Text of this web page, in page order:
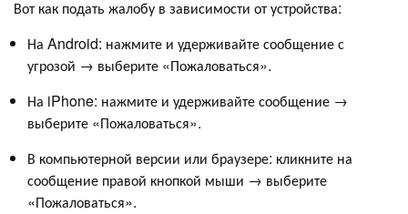
Вот как подать жалобу в зависимости от устройства:
На Android: нажмите и удерживайте сообщение с
угрозой → выберите «Пожаловаться».
На iPhone: нажмите и удерживайте сообщение →
выберите «Пожаловаться».
В компьютерной версии или браузере: кликните на
сообщение правой кнопкой мыши → выберите
«Пожаловаться».